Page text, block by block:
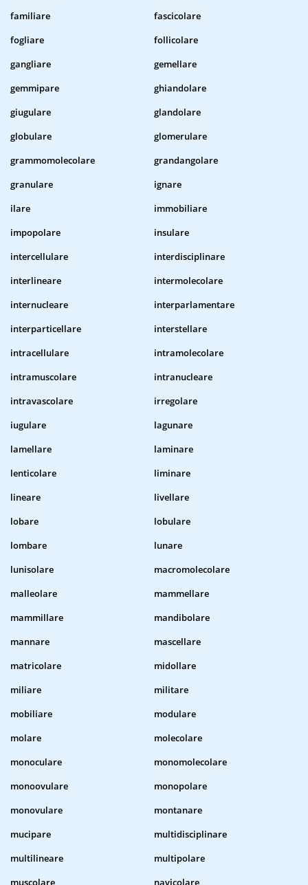
familiare
fascicolare
fogliare
follicolare
gangliare
gemellare
gemmipare
ghiandolare
giugulare
glandolare
globulare
glomerulare
grammomolecolare
grandangolare
granulare
ignare
ilare
immobiliare
impopolare
insulare
intercellulare
interdisciplinare
interlineare
intermolecolare
internucleare
interparlamentare
interparticellare
interstellare
intracellulare
intramolecolare
intramuscolare
intranucleare
intravascolare
irregolare
iugulare
lagunare
lamellare
laminare
lenticolare
liminare
lineare
livellare
lobare
lobulare
lombare
lunare
lunisolare
macromolecolare
malleolare
mammellare
mammillare
mandibolare
mannare
mascellare
matricolare
midollare
miliare
militare
mobiliare
modulare
molare
molecolare
monoculare
monomolecolare
monoovulare
monopolare
monovulare
montanare
mucipare
multidisciplinare
multilineare
multipolare
muscolare
navicolare